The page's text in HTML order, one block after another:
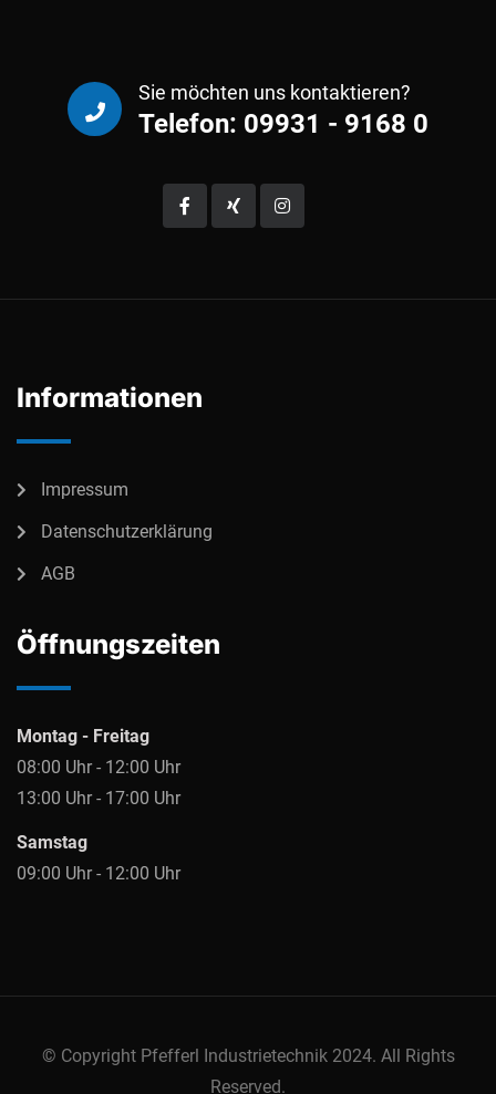
Sie möchten uns kontaktieren?
Telefon: 09931 - 9168 0
Informationen
Impressum
Datenschutzerklärung
AGB
Öffnungszeiten
Montag - Freitag
08:00 Uhr - 12:00 Uhr
13:00 Uhr - 17:00 Uhr
Samstag
09:00 Uhr - 12:00 Uhr
© Copyright Pfefferl Industrietechnik 2024. All Rights
Reserved.